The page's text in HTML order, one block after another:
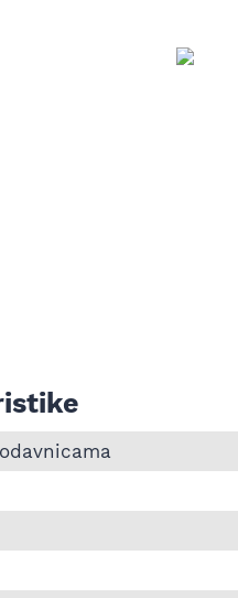
kaiš Continental 6PK1195